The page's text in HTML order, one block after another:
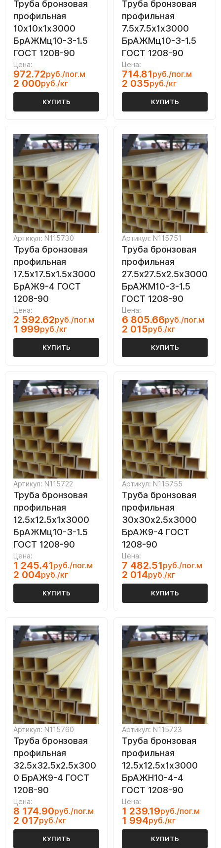
Труба бронзовая
профильная
10х10х1х3000
БрАЖМц10-3-1.5
ГОСТ 1208-90
Цена:
972.72руб./пог.м
2 000руб./кг
КУПИТЬ
Труба бронзовая
профильная
7.5х7.5х1х3000
БрАЖМц10-3-1.5
ГОСТ 1208-90
Цена:
714.81руб./пог.м
2 035руб./кг
КУПИТЬ
Артикул: N115730
Труба бронзовая
профильная
17.5х17.5х1.5х3000
БрАЖ9-4 ГОСТ
1208-90
Цена:
2 592.62руб./пог.м
1 999руб./кг
КУПИТЬ
Артикул: N115751
Труба бронзовая
профильная
27.5х27.5х2.5х3000
БрАЖМ10-3-1.5
ГОСТ 1208-90
Цена:
6 805.66руб./пог.м
2 015руб./кг
КУПИТЬ
Артикул: N115722
Труба бронзовая
профильная
12.5х12.5х1х3000
БрАЖМц10-3-1.5
ГОСТ 1208-90
Цена:
1 245.41руб./пог.м
2 004руб./кг
КУПИТЬ
Артикул: N115755
Труба бронзовая
профильная
30х30х2.5х3000
БрАЖ9-4 ГОСТ
1208-90
Цена:
7 482.51руб./пог.м
2 014руб./кг
КУПИТЬ
Артикул: N115760
Труба бронзовая
профильная
32.5х32.5х2.5х300
0 БрАЖ9-4 ГОСТ
1208-90
Цена:
8 174.90руб./пог.м
2 017руб./кг
КУПИТЬ
Артикул: N115723
Труба бронзовая
профильная
12.5х12.5х1х3000
БрАЖН10-4-4
ГОСТ 1208-90
Цена:
1 239.19руб./пог.м
1 994руб./кг
КУПИТЬ